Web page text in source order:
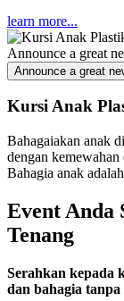
learn more...
Announce a great
Announce a great
Kursi Anak
Bahagaiakan anak
dengan
Bahagia anak
Event Anda
Tenang
Serahkan kepada
dan bahagia